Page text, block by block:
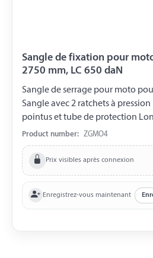
Sangle de fixation pour
2750 mm, LC 650 daN
Sangle de serrage pour moto
Sangle avec 2 ratchets à
pointus et tube de protection
mm Largeur de la sangle : 25 mm
1300 daN Capacité de charge :
tube de protection : 1000 mm
Product number: ZGMO4
Prix visibles après connexion
Enregistrez-vous maintenant